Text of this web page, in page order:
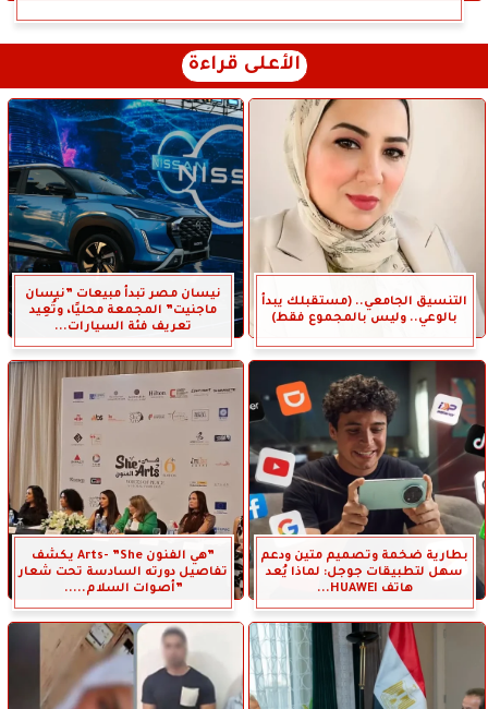
الأعلى قراءة
التنسيق الجامعي.. (مستقبلك يبدأ
بالوعي.. وليس بالمجموع فقط)
نيسان مصر تبدأ مبيعات ”نيسان
ماجنيت” المجمعة محليًا، وتُعِيد
تعريف فئة السيارات...
بطارية ضخمة وتصميم متين ودعم
سهل لتطبيقات جوجل: لماذا يُعد
هاتف HUAWEI...
”هي الفنون Arts- ”She يكشف
تفاصيل دورته السادسة تحت شعار
”أصوات السلام.....